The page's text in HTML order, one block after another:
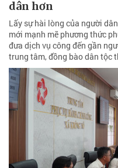
dân hơn
Lấy sự hài lòng của người
mới mạnh mẽ phương thức
đưa dịch vụ công đến gần
trung tâm, đồng bào dân tộc